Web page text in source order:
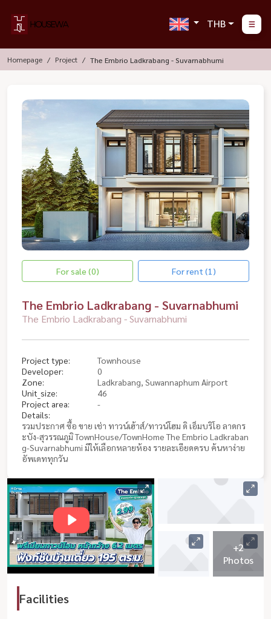
THB
Homepage Project The Embrio Ladkrabang - Suvarnabhumi
For sale (0) For rent (1)
The Embrio Ladkrabang - Suvarnabhumi
The Embrio Ladkrabang - Suvarnabhumi
Project type:
Townhouse
Developer:
0
Zone:
Ladkrabang, Suwannaphum Airport
Unit_size:
46
Project area:
-
Details:
รวมประกาศ ซื้อ ขาย เช่า ทาวน์เฮ้าส์/ทาวน์โฮม ดิ เอ็มบริโอ ลาดกร
ะบัง-สุวรรณภูมิ TownHouse/TownHome The Embrio Ladkraban
g-Suvarnabhumi มีให้เลือกหลายห้อง รายละเอียดครบ ค้นหาง่าย
อัพเดททุกวัน
+2
Photos
Facilities